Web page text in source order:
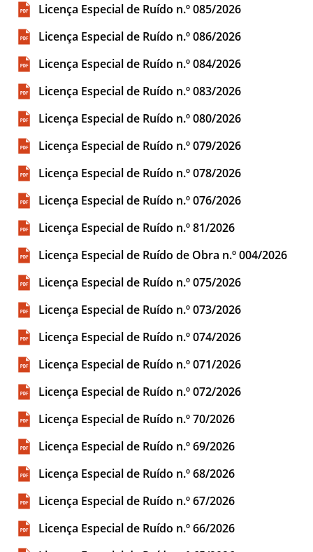
Licença Especial de Ruído n.º 085/2026
Licença Especial de Ruído n.º 086/2026
Licença Especial de Ruído n.º 084/2026
Licença Especial de Ruído n.º 083/2026
Licença Especial de Ruído n.º 080/2026
Licença Especial de Ruído n.º 079/2026
Licença Especial de Ruído n.º 078/2026
Licença Especial de Ruído n.º 076/2026
Licença Especial de Ruído n.º 81/2026
Licença Especial de Ruído de Obra n.º 004/2026
Licença Especial de Ruído n.º 075/2026
Licença Especial de Ruído n.º 073/2026
Licença Especial de Ruído n.º 074/2026
Licença Especial de Ruído n.º 071/2026
Licença Especial de Ruído n.º 072/2026
Licença Especial de Ruído n.º 70/2026
Licença Especial de Ruído n.º 69/2026
Licença Especial de Ruído n.º 68/2026
Licença Especial de Ruído n.º 67/2026
Licença Especial de Ruído n.º 66/2026